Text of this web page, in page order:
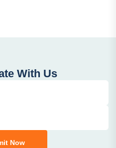
With Us
Now